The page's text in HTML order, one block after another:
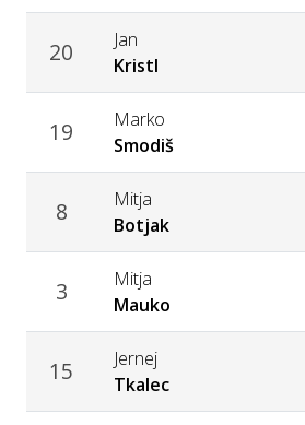
20
Jan
Kristl
19
Marko
Smodiš
8
Mitja
Botjak
3
Mitja
Mauko
15
Jernej
Tkalec